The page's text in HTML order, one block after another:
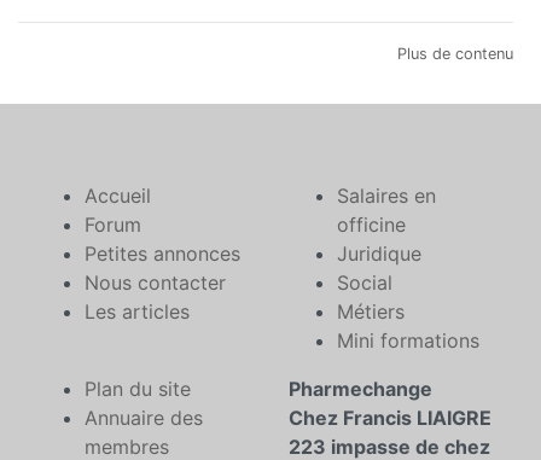
Plus de contenu
Accueil
Forum
Petites annonces
Nous contacter
Les articles
Salaires en
officine
Juridique
Social
Métiers
Mini formations
Plan du site
Annuaire des
membres
Pharmechange
Chez Francis LIAIGRE
223 impasse de chez